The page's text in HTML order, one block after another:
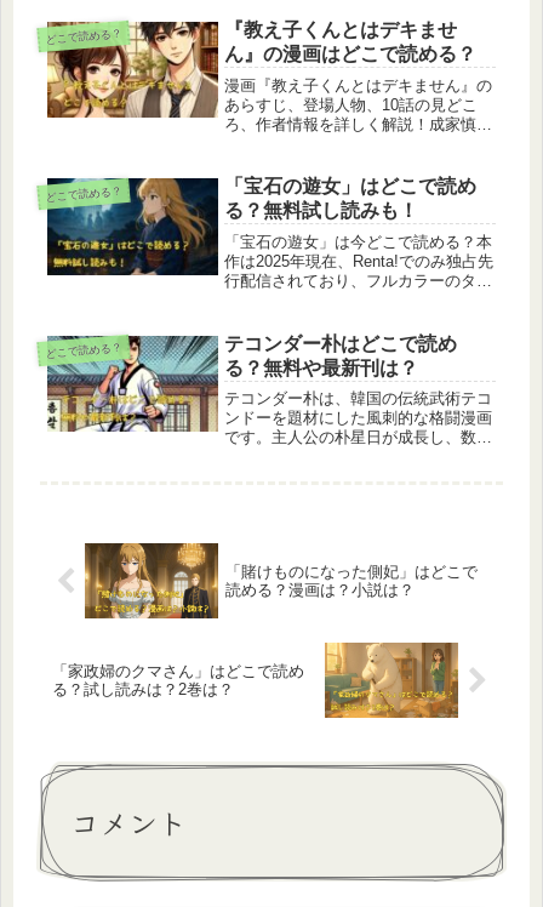
公開中です。漫画と小説、それぞれの
配信状況をわかりやすく丁寧にまとめ
ました。
どこで読める？
『教え子くんとはデキませ
ん』の漫画はどこで読める？
漫画『教え子くんとはデキません』の
あらすじ、登場人物、10話の見どこ
ろ、作者情報を詳しく解説！成家慎一
ームを徹底紹介。ファン必見の記事で
す！
どこで読める？
「宝石の遊女」はどこで読め
る？無料試し読みも！
「宝石の遊女」は今どこで読める？本
作は2025年現在、Renta!でのみ独占先
行配信されており、フルカラーのタテ
配信されていないため、合法的に読め
るのはRenta!だけ。第1話無料で試し
読みできるため、作品を始めるなら
Renta!が最も確実です。
どこで読める？
テコンダー朴はどこで読め
る？無料や最新刊は？
テコンダー朴は、韓国の伝統武術テコ
ンドーを題材にした風刺的な格闘漫画
です。主人公の朴星日が成長し、数々
「賭けものになった側妃」はどこで
読める？漫画は？小説は？
「家政婦のクマさん」はどこで読め
る？試し読みは？2巻は？
コメント